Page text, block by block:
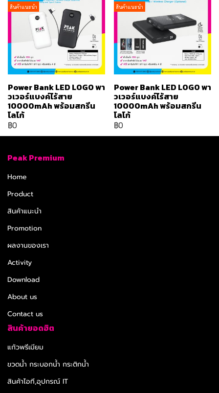
สินค้าแนะนำ
Power Bank LED LOGO พา
วเวอร์แบงค์ไร้สาย
10000mAh พร้อมสกรีน
โลโก้
฿0
สินค้าแนะนำ
Power Bank LED LOGO พา
วเวอร์แบงค์ไร้สาย
10000mAh พร้อมสกรีน
โลโก้
฿0
Peak Premium
Home
Product
สินค้าแนะนำ
Promotion
ผลงานของเรา
Activity
Download
About us
Contact us
สินค้ายอดฮิต
แก้วพรีเมียม
ขวดน้ำ กระบอกน้ำ กระติกน้ำ
สินค้าไอที,อุปกรณ์ IT